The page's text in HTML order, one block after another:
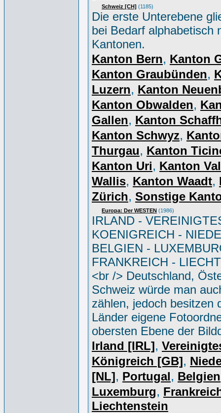
Schweiz [CH] (1185)
Die erste Unterebene
bei Bedarf alphabetisch
Kantonen.
Kanton Bern, Kanton
Kanton Graubünden,
Luzern, Kanton
Kanton Obwalden,
Gallen, Kanton
Kanton Schwyz,
Thurgau, Kanton
Kanton Uri, Kanton
Wallis, Kanton Waadt,
Zürich, Sonstige
Europa: Der WESTEN (1986)
IRLAND -
KOENIGREICH -
BELGIEN -
FRANKREICH -
<br /> Deutschland,
Schweiz würde man
zählen, jedoch besitzen
Länder eigene
obersten Ebene der
Irland [IRL],
Königreich [GB],
[NL], Portugal, Belgien
Luxemburg,
Liechtenstein